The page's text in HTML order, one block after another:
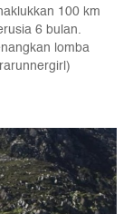
100 km
6 bulan.
lomba